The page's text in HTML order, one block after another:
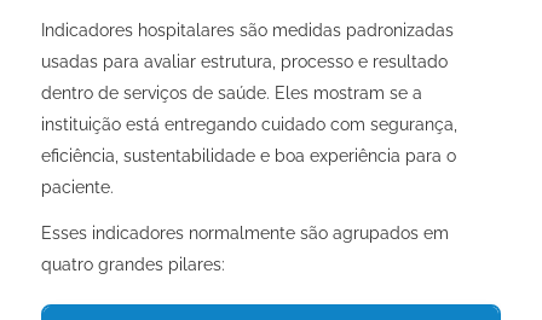
Indicadores hospitalares são medidas padronizadas
usadas para avaliar estrutura, processo e resultado
dentro de serviços de saúde. Eles mostram se a
instituição está entregando cuidado com segurança,
eficiência, sustentabilidade e boa experiência para o
paciente.
Esses indicadores normalmente são agrupados em
quatro grandes pilares: